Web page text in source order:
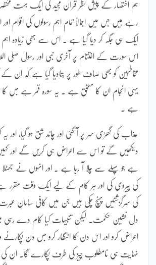
ہم اختصار کے پیش نظر قرآن مجید کی ایک بہت
رہے ہیں جس میں اجمالاً تمام اہم رسولوں کی اقوام اور
ایک ہی جگہ کر دیا گیا ہے ۔ اس سے بھی زیادہ
اس سورت کے اختتام پر آخری نبی اور رسول صلی
مخاطبین کو بھی صاف طور پر بتادیا گیا ہے کہ ان کے
یہی انجام ان کا مستحق ہے ۔ یہ سورہ قمر ہے جس
ہے ۔
عذاب کی گھڑی سر پر آ گئی اور چاند شق ہو گیا، اور
دیکھیں گے تو اس سے اعراض ہی کریں گے اور
ہے جو پہلے سے چلا آ رہا ہے ۔ اور انہوں نے جھٹلا
کی پیروی کی اور ہر کام کے لیے ایک وقت مقرر
کی سرگزشتیں پہنچ چکی ہیں جن میں کافی سامانِ
دل نشین حکمت۔ لیکن تنبیہات کیا کام دے رہی
اعراض کرو اور اس دن کا انتظار کرو جس دن پکارنے
نہایت ہی نامطلوب چیز کی طرف پکارے گا۔ ان کی